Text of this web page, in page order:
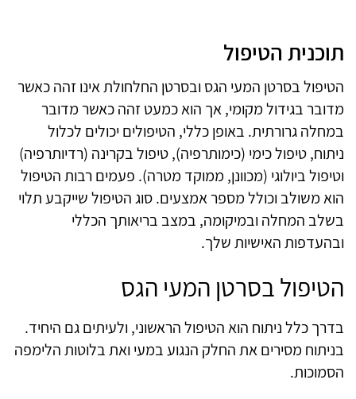
תוכנית הטיפול
הטיפול בסרטן המעי הגס ובסרטן החלחולת אינו זהה כאשר
מדובר בגידול מקומי, אך הוא כמעט זהה כאשר מדובר
במחלה גרורתית. באופן כללי, הטיפולים יכולים לכלול
ניתוח, טיפול כימי (כימותרפיה), טיפול בקרינה (רדיותרפיה)
וטיפול ביולוגי (מכוונן, ממוקד מטרה). פעמים רבות הטיפול
הוא משולב וכולל מספר אמצעים. סוג הטיפול שייקבע תלוי
בשלב המחלה ובמיקומה, במצב בריאותך הכללי
ובהעדפות האישיות שלך.
הטיפול בסרטן המעי הגס
בדרך כלל ניתוח הוא הטיפול הראשוני, ולעיתים גם היחיד.
בניתוח מסירים את החלק הנגוע במעי ואת בלוטות הלימפה
הסמוכות.